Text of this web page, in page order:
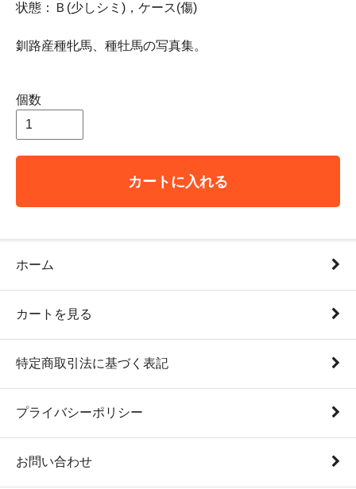
状態：Ｂ(少しシミ)，ケース(傷)
釧路産種牝馬、種牡馬の写真集。
個数
カートに入れる
ホーム
カートを見る
特定商取引法に基づく表記
プライバシーポリシー
お問い合わせ